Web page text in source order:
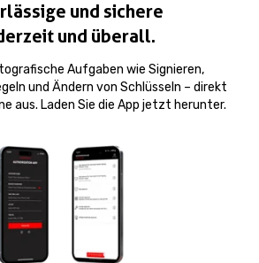
und sichere
und überall.
Aufgaben wie Signieren,
und Ändern von Schlüsseln – direkt
aus. Laden Sie die App jetzt herunter.